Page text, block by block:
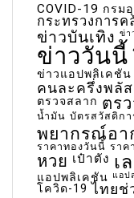
COVID-19 กรม
กระทรวงการค
ข่าวบันเทิง ข่า
ข่าววันนี้
ข่าวแอปพลิเคชัน
คนละครึ่งพลัส
ตรวจสลาก ตร
น้ำมัน บัตรสวัสดิกา
พยากรณ์อา
ราคาทองวันนี้ ราค
หวย เป๋าตัง เ
แอปพลิเคชัน แอป
โควิด-19 ไทยช่